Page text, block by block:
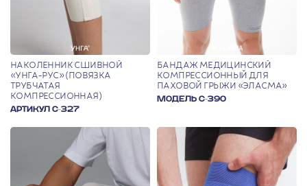
НАКОЛЕННИК СШИВНОЙ
«УНГА-РУС» (ПОВЯЗКА
ТРУБЧАТАЯ
КОМПРЕССИОННАЯ)
АРТИКУЛ С-327
БАНДАЖ МЕДИЦИНСКИЙ
КОМПРЕССИОННЫЙ ДЛЯ
ПАХОВОЙ ГРЫЖИ «ЭЛАСМА»
МОДЕЛЬ С-390